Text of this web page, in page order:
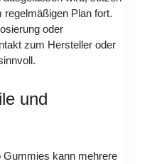
regelmäßigen Plan fort.
oder
zum Hersteller oder
und
Gummies kann mehrere